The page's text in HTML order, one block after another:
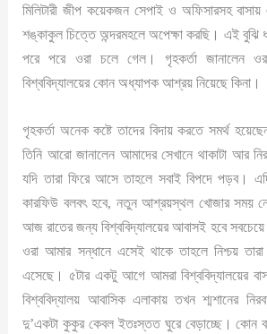
মিলিটারী জীপ কয়েকজন সেপাই ও অফিসারসহ
শঙ্কাকুল চিত্তে অন্দরমহলে অপেক্ষা করছি। এই বুঝি
পরে পরে ওরা চলে গেল। গৃহকর্তা জানালেন
বিশ্ববিদ্যালয়ের কোন অধ্যাপক আশ্রয় নিয়েছে কিনা।
গৃহকর্তা অনেক কষ্টে তাদের বিদায় করতে সমর্থ
তিনি আরো জানালেন আমাদের সেখানে থাকাটা আর
যদি তারা ফিরে আসে তাহলে সবাই বিপদে পড়ব।
কারফিউ বলবৎ হবে, নতুন আশ্রয়স্থল খোজার সময়
আজ রাতের জন্য বিশ্ববিদ্যালয়ের আবাসই হবে সবচেয়ে
ওরা আমার সন্ধানে এসেই থাকে তাহলে নিশ্চয়
এসেছে। ৫টার একটু আগে আমরা বিশ্ববিদ্যালয়ের
বিশ্ববিদ্যালয় আবাসিক এলাকায় তখন শ্মশানের
দু’একটা কুকুর কেবল ইতঃস্তত ঘুরে বেড়াচ্ছে। কোন